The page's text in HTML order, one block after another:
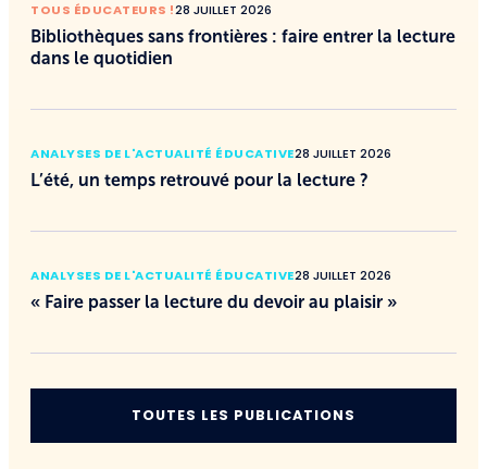
TOUS ÉDUCATEURS !28 JUILLET 2026
Bibliothèques sans frontières : faire entrer la lecture
dans le quotidien
ANALYSES DE L'ACTUALITÉ ÉDUCATIVE28 JUILLET 2026
L’été, un temps retrouvé pour la lecture ?
ANALYSES DE L'ACTUALITÉ ÉDUCATIVE28 JUILLET 2026
« Faire passer la lecture du devoir au plaisir »
TOUTES LES PUBLICATIONS